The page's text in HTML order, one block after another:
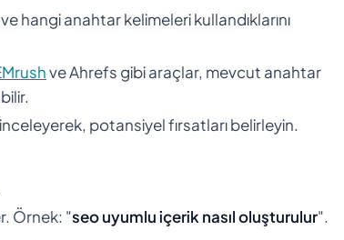
ve hangi anahtar kelimeleri kullandıklarını
ve Ahrefs gibi araçlar, mevcut anahtar
potansiyel fırsatları belirleyin.
Örnek: "seo uyumlu içerik nasıl oluşturulur".